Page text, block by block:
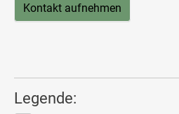
Kontakt aufnehmen
Legende: